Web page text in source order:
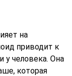
на
приводит к
у человека. Она
которая